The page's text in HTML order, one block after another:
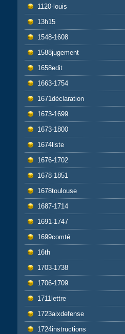
1120-louis
13h15
1548-1608
1588jugement
1658edit
1663-1754
1671déclaration
1673-1699
1673-1800
1674liste
1676-1702
1678-1851
1678toulouse
1687-1714
1691-1747
1699comté
16th
1703-1738
1706-1709
1711lettre
1723aixdefense
1724instructions